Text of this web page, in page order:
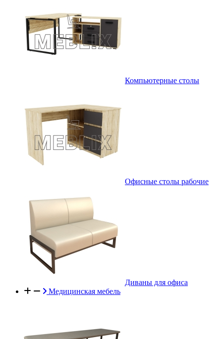
Компьютерные столы
Офисные столы рабочие
Диваны для офиса
Медицинская мебель